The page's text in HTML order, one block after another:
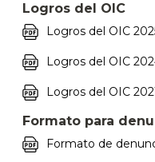
Logros del OIC
Logros del OIC
Logros del OIC
Logros del OIC
Formato para
Formato de